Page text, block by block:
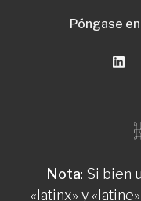
Nota: Si bien
«latinx» y
Póngase